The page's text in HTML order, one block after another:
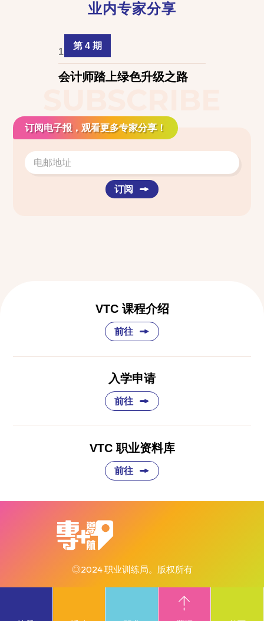
业内专家分享
第 4 期
1 April 2024
会计师踏上绿色升级之路
订阅电子报，观看更多专家分享！
订阅
VTC 课程介绍
前往
入学申请
前往
VTC 职业资料库
前往
◎2024 职业训练局。版权所有